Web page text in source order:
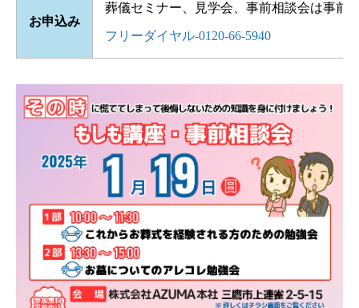
お申込み
葬儀セミナー、見学会、事前相談会は事前
フリーダイヤル-0120-66-5940